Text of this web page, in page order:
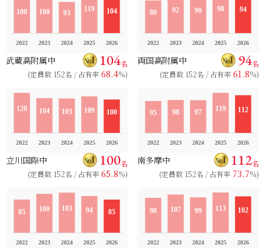
武蔵高附属中 104名
(定員数 152名 / 占有率 68.4%)
両国高附属中 94名
(定員数 152名 / 占有率 61.8%)
立川国際中 100名
(定員数 152名 / 占有率 65.8%)
南多摩中 112名
(定員数 152名 / 占有率 73.7%)